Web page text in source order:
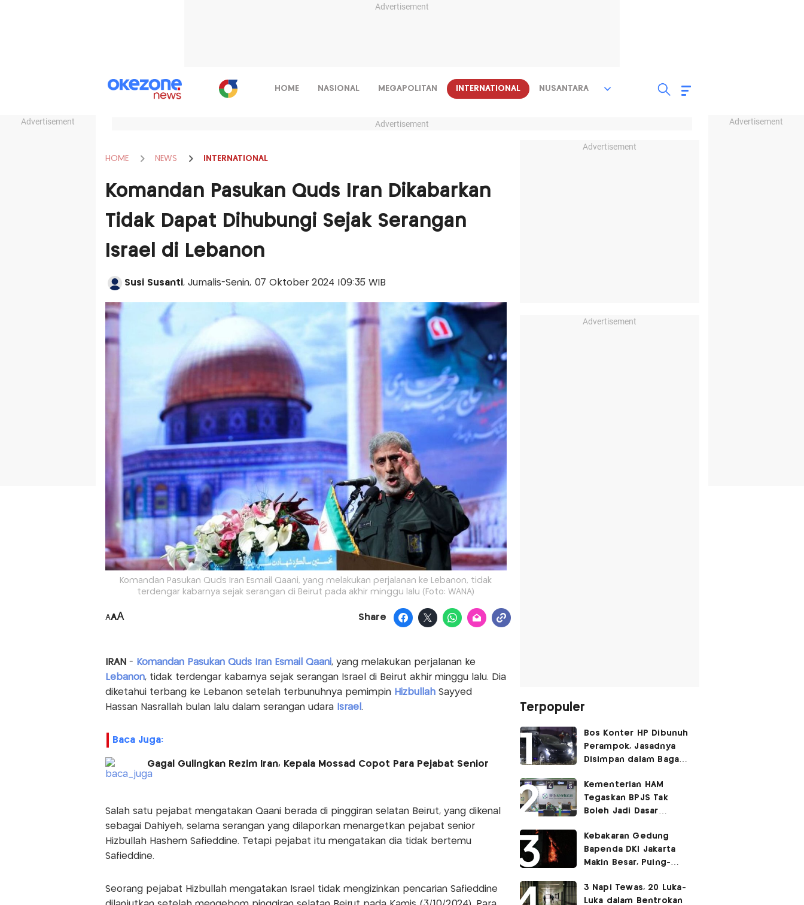
Advertisement
Advertisement Advertisement
HOME NASIONAL MEGAPOLITAN INTERNATIONAL NUSANTARA
Advertisement
HOME NEWS INTERNATIONAL
Komandan Pasukan Quds Iran Dikabarkan
Tidak Dapat Dihubungi Sejak Serangan
Israel di Lebanon
Susi Susanti, Jurnalis-Senin, 07 Oktober 2024 |09:35 WIB
Komandan Pasukan Quds Iran Esmail Qaani, yang melakukan perjalanan ke Lebanon, tidak
terdengar kabarnya sejak serangan di Beirut pada akhir minggu lalu (Foto: WANA)
AAA Share
IRAN - Komandan Pasukan Quds Iran Esmail Qaani, yang melakukan perjalanan ke
Lebanon, tidak terdengar kabarnya sejak serangan Israel di Beirut akhir minggu lalu. Dia
diketahui terbang ke Lebanon setelah terbunuhnya pemimpin Hizbullah Sayyed
Hassan Nasrallah bulan lalu dalam serangan udara Israel .
Baca Juga:
Gagal Gulingkan Rezim Iran, Kepala Mossad Copot Para Pejabat Senior
Salah satu pejabat mengatakan Qaani berada di pinggiran selatan Beirut, yang dikenal
sebagai Dahiyeh, selama serangan yang dilaporkan menargetkan pejabat senior
Hizbullah Hashem Safieddine. Tetapi pejabat itu mengatakan dia tidak bertemu
Safieddine.
Seorang pejabat Hizbullah mengatakan Israel tidak mengizinkan pencarian Safieddine
Advertisement
Advertisement
Terpopuler
Bos Konter HP Dibunuh
Perampok, Jasadnya
Disimpan dalam Bagasi
Kementerian HAM
Tegaskan BPJS Tak
Boleh Jadi Dasar
Layanan Kesehatan
Kebakaran Gedung
Bapenda DKI Jakarta
Makin Besar, Puing-
3 Napi Tewas, 20 Luka-
Luka dalam Bentrokan